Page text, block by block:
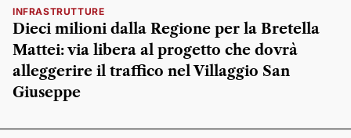
INFRASTRUTTURE
Dieci milioni dalla Regione per la Bretella
Mattei: via libera al progetto che dovrà
alleggerire il traffico nel Villaggio San
Giuseppe